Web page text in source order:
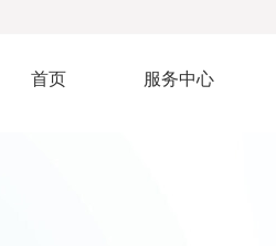
首页 服务中心